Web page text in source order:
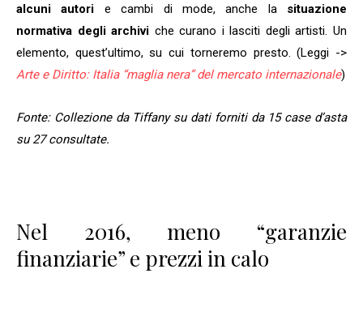
alcuni autori e cambi di mode, anche la situazione
normativa degli archivi che curano i lasciti degli artisti. Un
elemento, quest’ultimo, su cui torneremo presto. (Leggi ->
Arte e Diritto: Italia “maglia nera” del mercato internazionale)
Fonte: Collezione da Tiffany su dati forniti da 15 case d’asta
su 27 consultate.
Nel 2016, meno “garanzie
finanziarie” e prezzi in calo